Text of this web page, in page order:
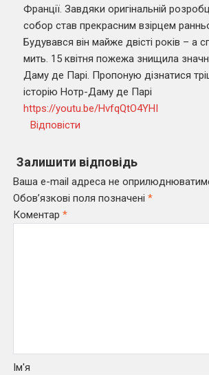
Франції. Завдяки оригінальній
собор став прекрасним взірцем
Будувався він майже двісті років – а
мить. 15 квітня пожежа знищила
Даму де Парі. Пропоную дізнатися
історію Нотр-Даму де Парі
https://youtu.be/HvfqQtO4YHI
Відповісти
Залишити відповідь
Ваша e-mail адреса не
Обов’язкові поля позначені *
Коментар *
Ім'я